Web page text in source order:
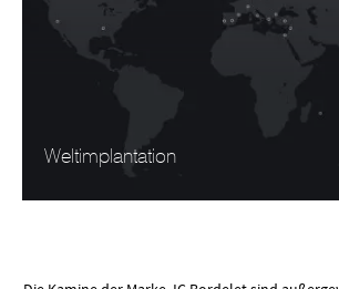
Weltimplantation